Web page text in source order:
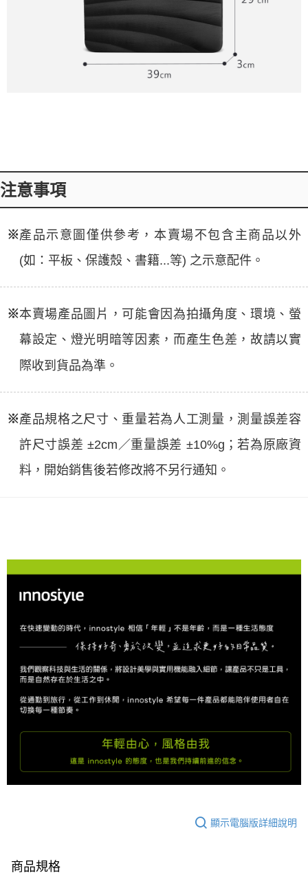
注意事項
※產品示意圖僅供參考，本賣場不包含主商品以外
(如：平板、保護殼、書籍...等) 之示意配件。
※本賣場產品圖片，可能會因為拍攝角度、環境、螢
幕設定、燈光明暗等因素，而產生色差，故請以實
際收到貨品為準。
※產品規格之尺寸、重量若為人工測量，測量誤差容
許尺寸誤差 ±2cm／重量誤差 ±10%g；若為原廠資
料，開始銷售後若修改將不另行通知。
顯示電腦版詳細說明
商品規格